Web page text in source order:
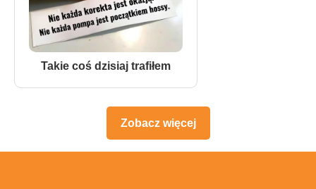
Takie coś dzisiaj trafiłem
Zobacz więcej